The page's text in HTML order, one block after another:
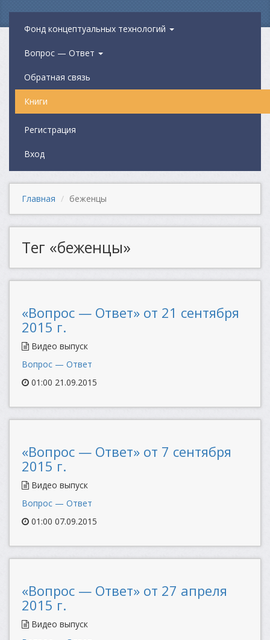
Фонд концептуальных технологий
Вопрос — Ответ
Обратная связь
Книги
Регистрация
Вход
Главная беженцы
Тег «беженцы»
«Вопрос — Ответ» от 21 сентября
2015 г.
Видео выпуск
Вопрос — Ответ
01:00 21.09.2015
«Вопрос — Ответ» от 7 сентября
2015 г.
Видео выпуск
Вопрос — Ответ
01:00 07.09.2015
«Вопрос — Ответ» от 27 апреля
2015 г.
Видео выпуск